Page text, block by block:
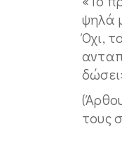
ψηλά
Όχι,
τους